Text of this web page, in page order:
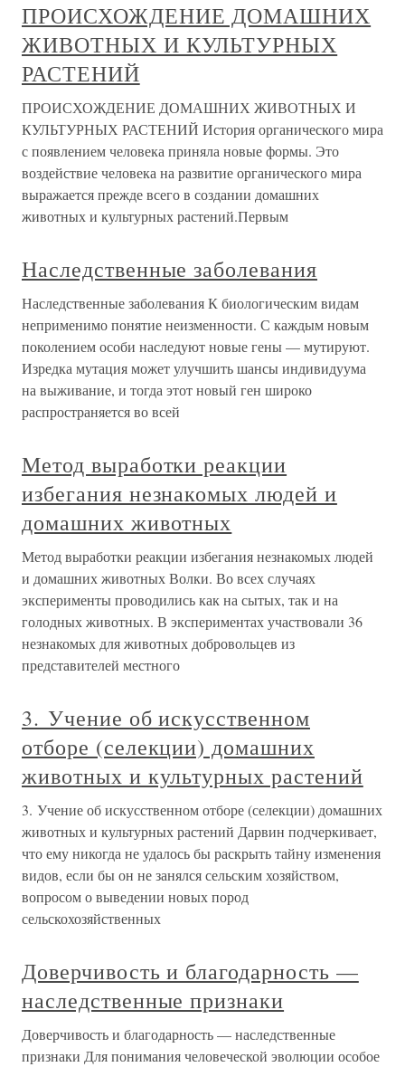
ПРОИСХОЖДЕНИЕ ДОМАШНИХ
ЖИВОТНЫХ И КУЛЬТУРНЫХ
РАСТЕНИЙ
ПРОИСХОЖДЕНИЕ ДОМАШНИХ ЖИВОТНЫХ И
КУЛЬТУРНЫХ РАСТЕНИЙ История органического мира
с появлением человека приняла новые формы. Это
воздействие человека на развитие органического мира
выражается прежде всего в создании домашних
животных и культурных растений.Первым
Наследственные заболевания
Наследственные заболевания К биологическим видам
неприменимо понятие неизменности. С каждым новым
поколением особи наследуют новые гены — мутируют.
Изредка мутация может улучшить шансы индивидуума
на выживание, и тогда этот новый ген широко
распространяется во всей
Метод выработки реакции
избегания незнакомых людей и
домашних животных
Метод выработки реакции избегания незнакомых людей
и домашних животных Волки. Во всех случаях
эксперименты проводились как на сытых, так и на
голодных животных. В экспериментах участвовали 36
незнакомых для животных добровольцев из
представителей местного
3. Учение об искусственном
отборе (селекции) домашних
животных и культурных растений
3. Учение об искусственном отборе (селекции) домашних
животных и культурных растений Дарвин подчеркивает,
что ему никогда не удалось бы раскрыть тайну изменения
видов, если бы он не занялся сельским хозяйством,
вопросом о выведении новых пород
сельскохозяйственных
Доверчивость и благодарность —
наследственные признаки
Доверчивость и благодарность — наследственные
признаки Для понимания человеческой эволюции особое